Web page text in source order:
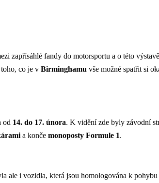
zapřísáhlé fandy do motorsportu a o této
co je v Birminghamu vše možné spatřit si
od 14. do 17. února. K vidění zde byly závodní
a konče monoposty Formule 1.
ale i vozidla, která jsou homologována k